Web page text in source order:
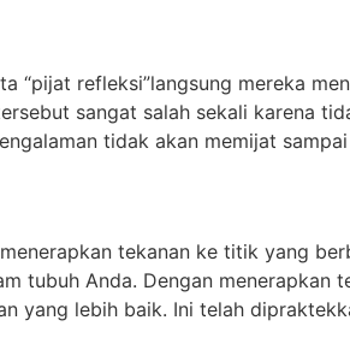
“pijat refleksi”langsung mereka
sangat salah sekali karena
tidak akan memijat
tekanan ke titik yang
tubuh Anda. Dengan menerapkan
yang lebih baik. Ini telah